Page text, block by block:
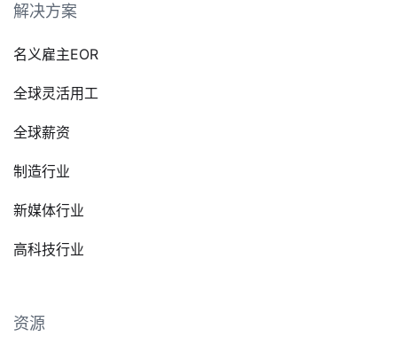
解决方案
名义雇主EOR
全球灵活用工
全球薪资
制造行业
新媒体行业
高科技行业
资源